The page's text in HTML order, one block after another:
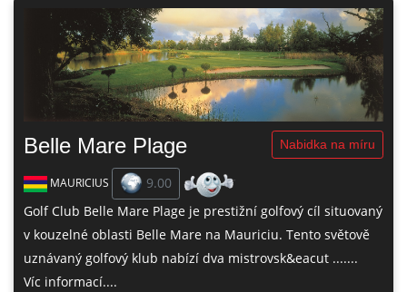
Belle Mare Plage Nabidka na míru
MAURICIUS
9.00
Golf Club Belle Mare Plage je prestižní golfový cíl situovaný
v kouzelné oblasti Belle Mare na Mauriciu. Tento světově
uznávaný golfový klub nabízí dva mistrovsk&eacut .......
Víc informací....